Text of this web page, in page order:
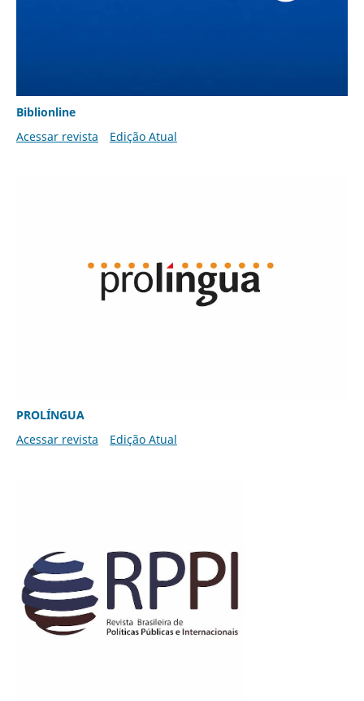
Biblionline
Acessar revista
Edição Atual
PROLÍNGUA
Acessar revista
Edição Atual